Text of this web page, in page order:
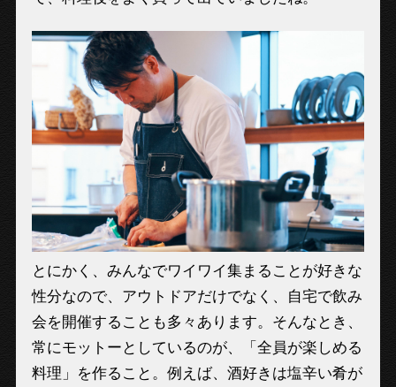
とにかく、みんなでワイワイ集まることが好きな
性分なので、アウトドアだけでなく、自宅で飲み
会を開催することも多々あります。そんなとき、
常にモットーとしているのが、「全員が楽しめる
料理」を作ること。例えば、酒好きは塩辛い肴が